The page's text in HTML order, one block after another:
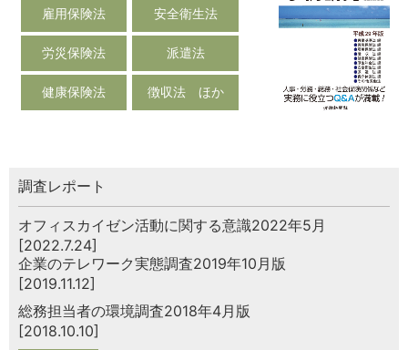
雇用保険法 安全衛生法
労災保険法 派遣法
健康保険法 徴収法 ほか
調査レポート
オフィスカイゼン活動に関する意識2022年5月
[2022.7.24]
企業のテレワーク実態調査2019年10月版
[2019.11.12]
総務担当者の環境調査2018年4月版
[2018.10.10]